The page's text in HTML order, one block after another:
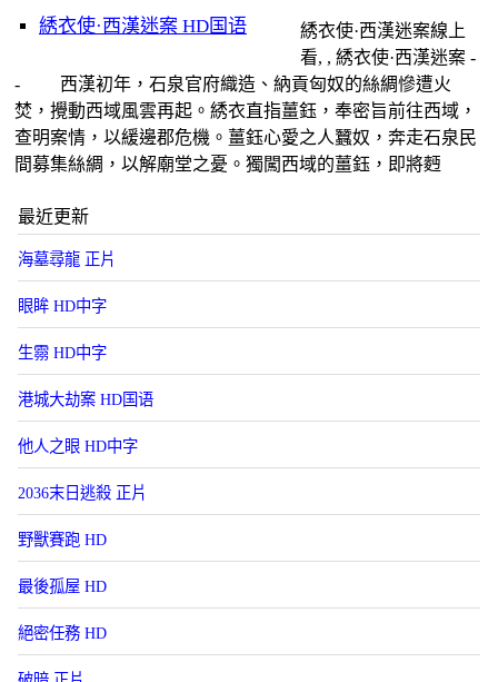
綉衣使·西漢迷案 HD国语
綉衣使·西漢迷案線上
看, , 綉衣使·西漢迷案 -
- 西漢初年，石泉官府織造、納貢匈奴的絲綢慘遭火
焚，攪動西域風雲再起。綉衣直指薑鈺，奉密旨前往西域，
查明案情，以緩邊郡危機。薑鈺心愛之人蠶奴，奔走石泉民
間募集絲綢，以解廟堂之憂。獨闖西域的薑鈺，即將麪
最近更新
海墓尋龍 正片
眼眸 HD中字
生霛 HD中字
港城大劫案 HD国语
他人之眼 HD中字
2036末日逃殺 正片
野獸賽跑 HD
最後孤屋 HD
絕密任務 HD